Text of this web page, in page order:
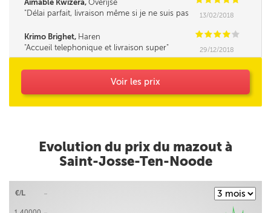
Aimable Kwizera, Overijse
Délai parfait, livraison même si je ne suis pas
13/02/2018
Krimo Brighet, Haren CCCC C
Accueil telephonique et livraison super
29/12/2018
Voir les prix
Evolution du prix du mazout à
Saint-Josse-Ten-Noode